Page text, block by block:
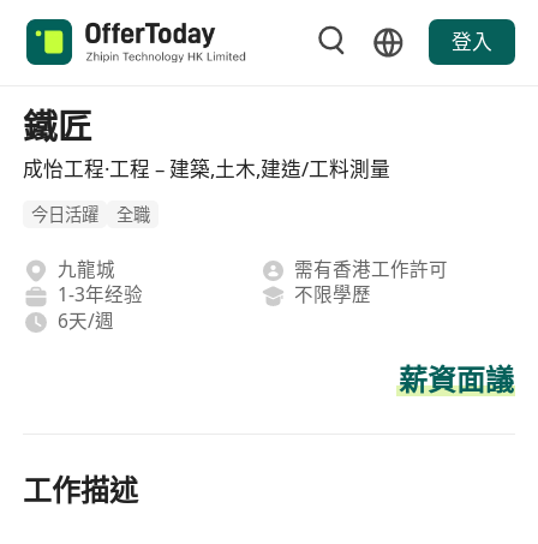
登入
鐵匠
成怡工程·工程 – 建築,土木,建造/工料測量
今日活躍 全職
九龍城
需有香港工作許可
1-3年经验
不限學歷
6天/週
薪資面議
工作描述